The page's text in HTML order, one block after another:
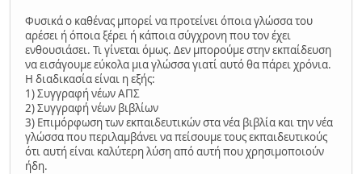
Φυσικά ο καθένας μπορεί να προτείνει όποια γλώσσα του
αρέσει ή όποια ξέρει ή κάποια σύγχρονη που τον έχει
ενθουσιάσει. Τι γίνεται όμως. Δεν μπορούμε στην εκπαίδευση
να εισάγουμε εύκολα μια γλώσσα γιατί αυτό θα πάρει χρόνια.
Η διαδικασία είναι η εξής:
1) Συγγραφή νέων ΑΠΣ
2) Συγγραφή νέων βιβλίων
3) Επιμόρφωση των εκπαιδευτικών στα νέα βιβλία και την νέα
γλώσσα που περιλαμβάνει να πείσουμε τους εκπαιδευτικούς
ότι αυτή είναι καλύτερη λύση από αυτή που χρησιμοποιούν
ήδη.